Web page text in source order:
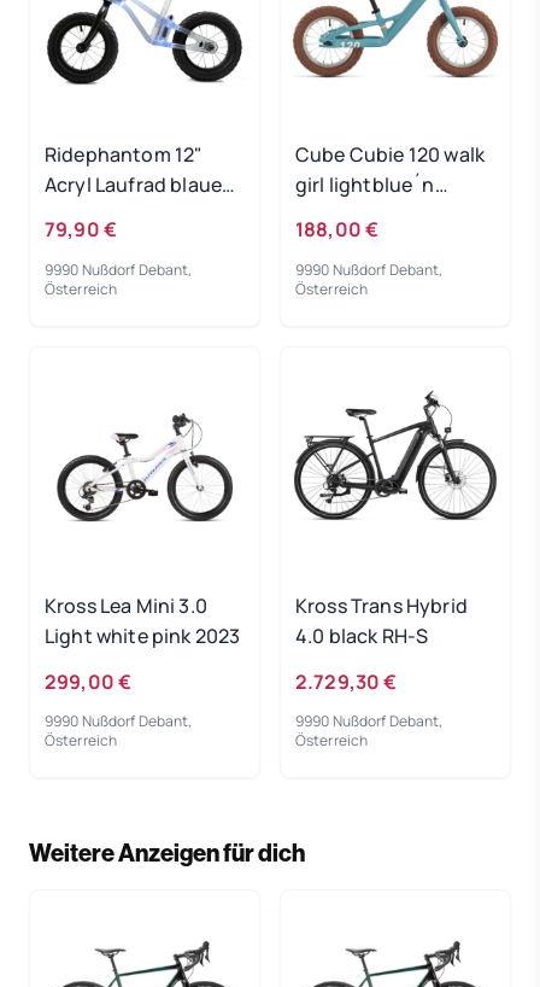
Ridephantom 12"
Acryl Laufrad blaues
79,90 €
9990 Nußdorf Debant,
Österreich
Cube Cubie 120 walk
girl lightblue´n
188,00 €
9990 Nußdorf Debant,
Österreich
Kross Lea Mini 3.0
Light white pink 2023
299,00 €
9990 Nußdorf Debant,
Österreich
Kross Trans Hybrid
4.0 black RH-S
2.729,30 €
9990 Nußdorf Debant,
Österreich
Weitere Anzeigen für dich